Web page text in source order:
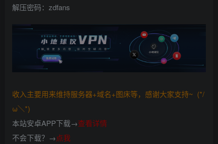
解压密码：zdfans
收入主要用来维持服务器+域名+图床等，感谢大家支持~ (*/
ω＼*)
本站安卓APP下载→查看详情
不会下载？→点我